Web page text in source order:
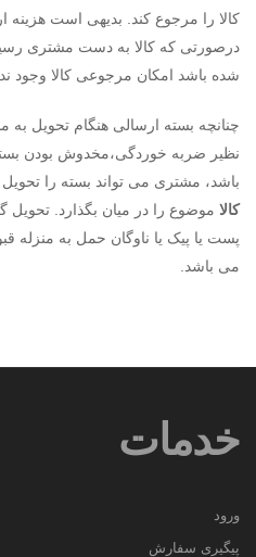
کالا را مرجوع کند. بدیهی است هزینه
درصورتی که کالا به دست مشتری
شده باشد امکان مرجوعی کالا وجود
چنانچه بسته ارسالی هنگام تحویل
نظیر ضربه خوردگی،مخدوش بودن
باشد، مشتری می تواند بسته را تحویل
کالا موضوع را در میان بگذارد.
پست یا پیک یا ناوگان حمل به منزله
می باشد.
خدمات
ورود
پیگیری سفارش